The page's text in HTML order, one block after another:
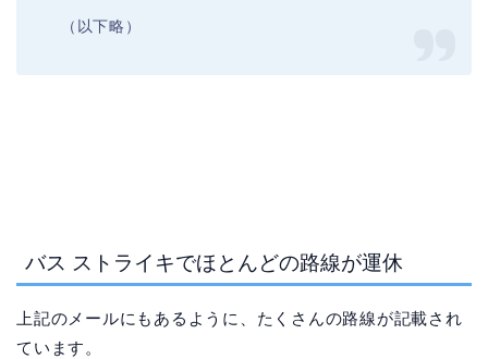
（以下略）
バス ストライキでほとんどの路線が運休
上記のメールにもあるように、たくさんの路線が記載され
ています。